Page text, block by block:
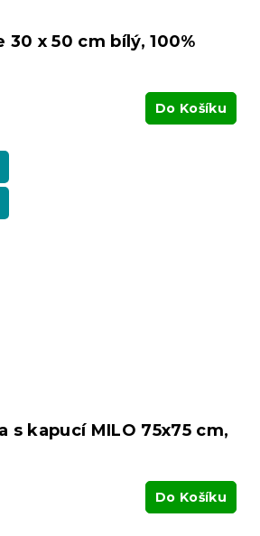
30 x 50 cm bílý, 100%
Do Košíku
s kapucí MILO 75x75 cm,
Do Košíku